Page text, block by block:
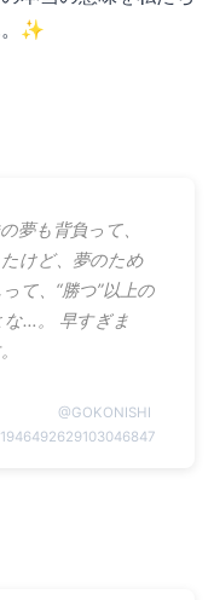
✨
夢も背負って、
けど、夢のため
て、“勝つ”以上の
な…。 早すぎま
@GOKONISHI